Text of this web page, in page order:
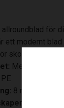
allroundblad för
ett modernt
skott och
Medium, PE.
PE
8 mm